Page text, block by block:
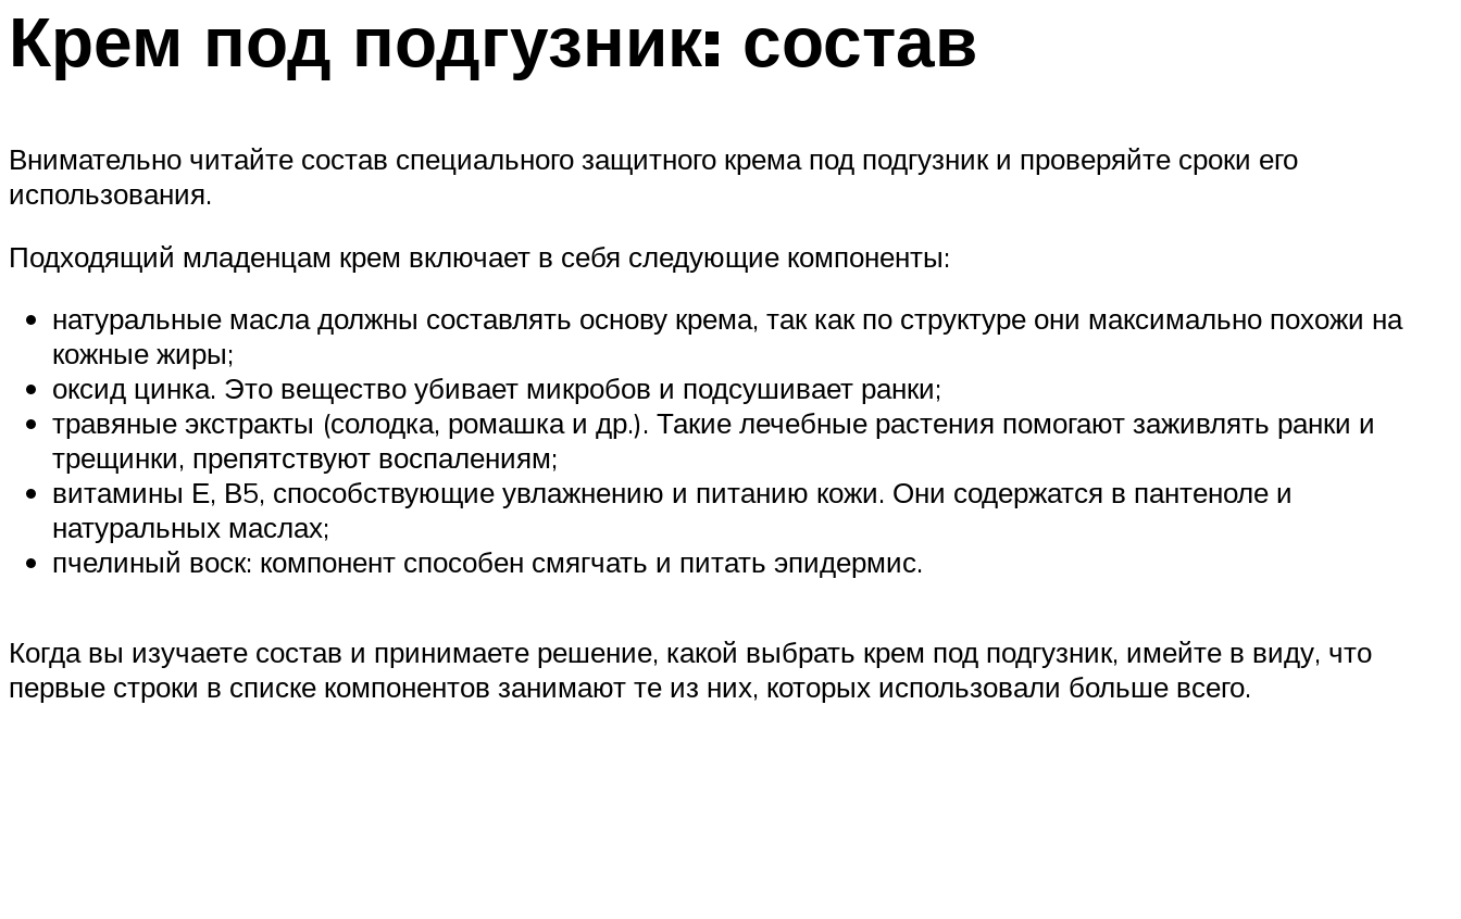
Крем под подгузник: состав
Внимательно читайте состав специального защитного крема под подгузник и проверяйте сроки его
использования.
Подходящий младенцам крем включает в себя следующие компоненты:
натуральные масла должны составлять основу крема, так как по структуре они максимально похожи на
кожные жиры;
оксид цинка. Это вещество убивает микробов и подсушивает ранки;
травяные экстракты (солодка, ромашка и др.). Такие лечебные растения помогают заживлять ранки и
трещинки, препятствуют воспалениям;
витамины Е, В5, способствующие увлажнению и питанию кожи. Они содержатся в пантеноле и
натуральных маслах;
пчелиный воск: компонент способен смягчать и питать эпидермис.
Когда вы изучаете состав и принимаете решение, какой выбрать крем под подгузник, имейте в виду, что
первые строки в списке компонентов занимают те из них, которых использовали больше всего.